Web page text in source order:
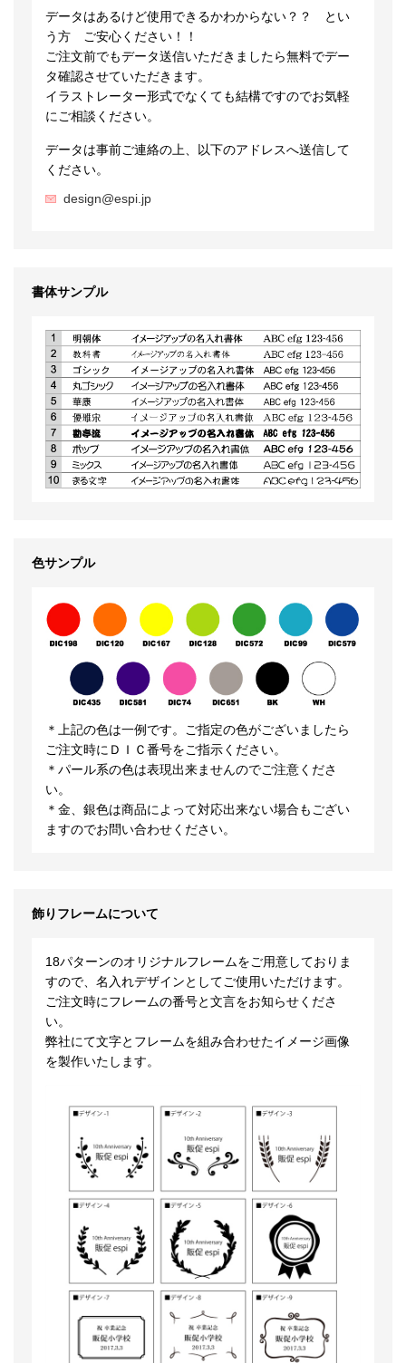
データはあるけど使用できるかわからない？？ とい
う方 ご安心ください！！
ご注文前でもデータ送信いただきましたら無料でデー
タ確認させていただきます。
イラストレーター形式でなくても結構ですのでお気軽
にご相談ください。
データは事前ご連絡の上、以下のアドレスへ送信して
ください。
design@espi.jp
書体サンプル
色サンプル
＊上記の色は一例です。ご指定の色がございましたら
ご注文時にＤＩＣ番号をご指示ください。
＊パール系の色は表現出来ませんのでご注意くださ
い。
＊金、銀色は商品によって対応出来ない場合もござい
ますのでお問い合わせください。
飾りフレームについて
18パターンのオリジナルフレームをご用意しておりま
すので、名入れデザインとしてご使用いただけます。
ご注文時にフレームの番号と文言をお知らせくださ
い。
弊社にて文字とフレームを組み合わせたイメージ画像
を製作いたします。